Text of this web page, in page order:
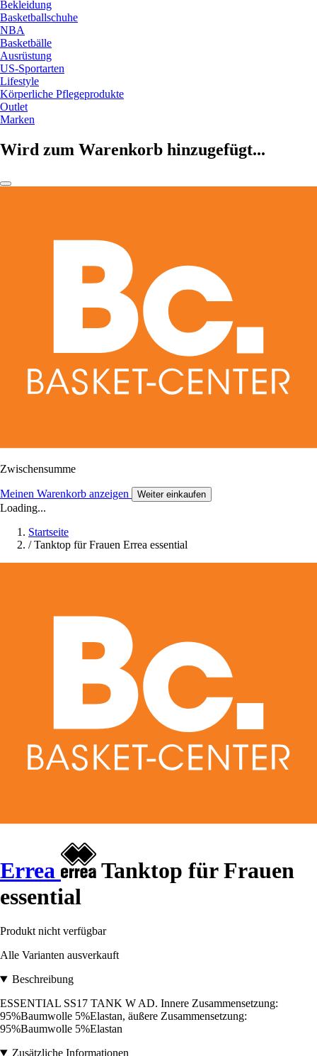
Bekleidung
Basketballschuhe
NBA
Basketbälle
Ausrüstung
US-Sportarten
Lifestyle
Körperliche Pflegeprodukte
Outlet
Marken
Wird zum Warenkorb hinzugefügt...
Zwischensumme
Meinen Warenkorb anzeigen Weiter einkaufen
Loading...
Startseite
/ Tanktop für Frauen Errea essential
Errea
Tanktop für Frauen
essential
Produkt nicht verfügbar
Alle Varianten ausverkauft
Beschreibung
ESSENTIAL SS17 TANK W AD. Innere Zusammensetzung:
95%Baumwolle 5%Elastan, äußere Zusammensetzung:
95%Baumwolle 5%Elastan
Zusätzliche Informationen